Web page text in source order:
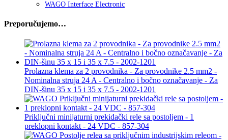
WAGO Interface Electronic
Preporučujemo…
Prolazna klema za 2 provodnika - Za provodnike 2.5 mm2 -
Nominalna struja 24 A - Centralno i bočno označavanje - Za
DIN-šinu 35 x 15 i 35 x 7.5 - 2002-1201
Priključni minijaturni prekidački rele sa postoljem - 1
preklopni kontakt - 24 VDC - 857-304